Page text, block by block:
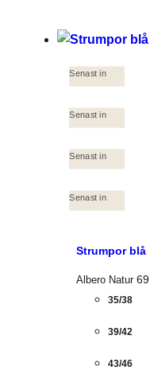
Senast in
Senast in
Senast in
Senast in
Strumpor blå
Albero Natur 69
35/38
39/42
43/46